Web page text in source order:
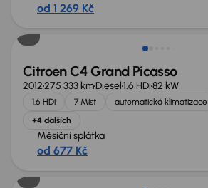
od 1 269 Kč
Citroen C4 Grand Picasso
2012275 333 kmDiesel1.6 HDi82 kW
1.6 HDi 7 Míst automatická klimatizace
+4 dalších
Měsíční splátka
od 677 Kč
Zlevněno o 50 000 Kč